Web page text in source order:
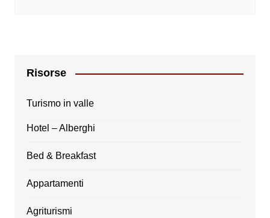
Risorse
Turismo in valle
Hotel – Alberghi
Bed & Breakfast
Appartamenti
Agriturismi